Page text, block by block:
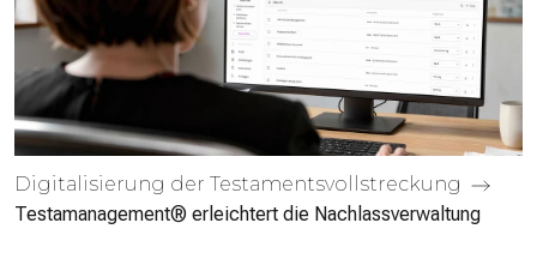
Digitalisierung der Testaments­vollstreckung
Testamanagement® erleichtert die Nachlass­verwaltung